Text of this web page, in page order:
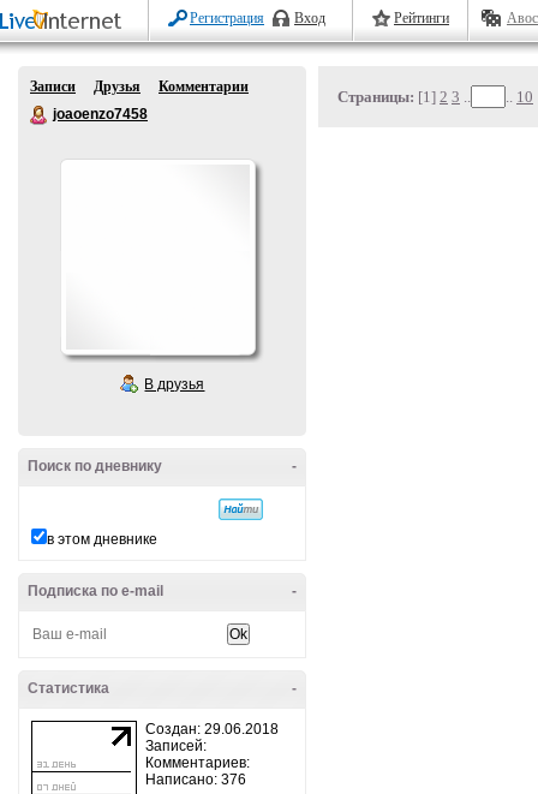
Регистрация Вход Рейтинги
Записи Друзья
Комментарии
joaoenzo7458
В друзья
-
Поиск по дневнику
в этом дневнике
-
Подписка по e-mail
-
Статистика
Создан: 29.06.2018
Записей:
Комментариев:
Написано: 376
Страницы: [1] 2 3 .. .. 10